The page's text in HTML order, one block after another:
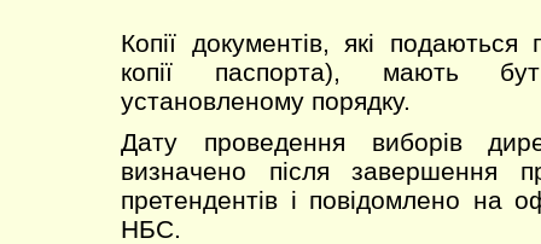
Копії документів, які подаються
копії паспорта), мають
установленому порядку.
Дату проведення виборів
визначено після завершення
претендентів і повідомлено на
НБС.